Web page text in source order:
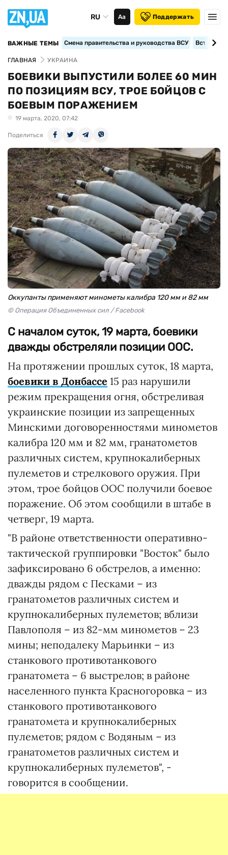
RU Аа Поддержать
ВАЖНЫЕ ТЕМЫ Смена правительства и руководства ВСУ
ГЛАВНАЯ УКРАИНА
БОЕВИКИ ВЫПУСТИЛИ БОЛЕЕ 60 МИН
ПО ПОЗИЦИЯМ ВСУ, ТРОЕ БОЙЦОВ С
БОЕВЫМ ПОРАЖЕНИЕМ
19 марта, 2020, 07:42
Поделиться
Оккупанты применяют минометы калибра 120 мм и 82 мм
© Операция Объединенных сил / Facebook
С началом суток, 19 марта, боевики
дважды обстреляли позиции ООС.
На протяжении прошлых суток, 18 марта,
боевики в Донбассе 15 раз нарушили
режим прекращения огня, обстреливая
украинские позиции из запрещенных
Минскими договоренностями минометов
калибра 120 мм и 82 мм, гранатометов
различных систем, крупнокалиберных
пулеметов и стрелкового оружия. При
этом, трое бойцов ООС получили боевое
поражение. Об этом сообщили в штабе в
четверг, 19 марта.
"В районе ответственности оперативно-
тактической группировки "Восток" было
зафиксировано 6 обстрелов, а именно:
дважды рядом с Песками – из
гранатометов различных систем и
крупнокалиберных пулеметов; вблизи
Павлополя – из 82-мм минометов – 23
мины; неподалеку Марьинки – из
станкового противотанкового
гранатомета – 6 выстрелов; в районе
населенного пункта Красногоровка – из
станкового противотанкового
гранатомета и крупнокалиберных
пулеметов; рядом с Водяным – из
гранатометов различных систем и
крупнокалиберных пулеметов", -
говорится в сообщении.